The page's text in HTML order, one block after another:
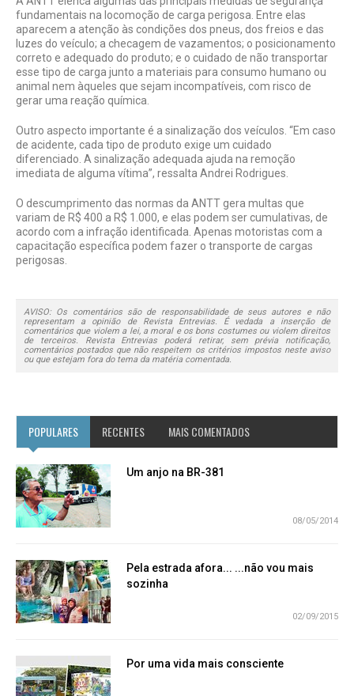
fundamentais na locomoção de carga perigosa. Entre elas
aparecem a atenção às condições dos pneus, dos freios e das
luzes do veículo; a checagem de vazamentos; o posicionamento
correto e adequado do produto; e o cuidado de não transportar
esse tipo de carga junto a materiais para consumo humano ou
animal nem àqueles que sejam incompatíveis, com risco de
gerar uma reação química.
Outro aspecto importante é a sinalização dos veículos. “Em caso
de acidente, cada tipo de produto exige um cuidado
diferenciado. A sinalização adequada ajuda na remoção
imediata de alguma vítima”, ressalta Andrei Rodrigues.
O descumprimento das normas da ANTT gera multas que
variam de R$ 400 a R$ 1.000, e elas podem ser cumulativas, de
acordo com a infração identificada. Apenas motoristas com a
capacitação específica podem fazer o transporte de cargas
perigosas.
AVISO: Os comentários são de responsabilidade de seus autores e não
representam a opinião de Revista Entrevias. É vedada a inserção de
comentários que violem a lei, a moral e os bons costumes ou violem direitos
de terceiros. Revista Entrevias poderá retirar, sem prévia notificação,
comentários postados que não respeitem os critérios impostos neste aviso
ou que estejam fora do tema da matéria comentada.
POPULARES RECENTES MAIS COMENTADOS
Um anjo na BR-381
08/05/2014
Pela estrada afora... ...não vou mais
sozinha
02/09/2015
Por uma vida mais consciente